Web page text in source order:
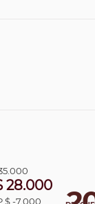
28.000
$ -7.000